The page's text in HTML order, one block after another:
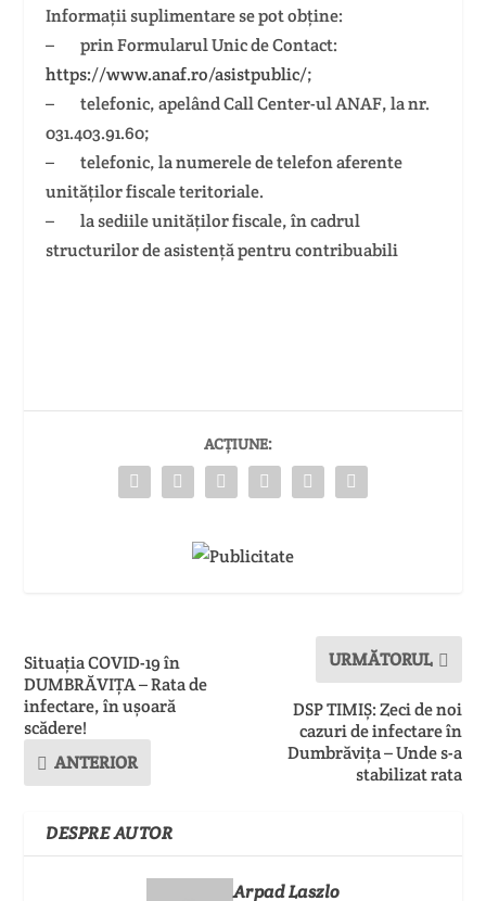
Informații suplimentare se pot obține:
– prin Formularul Unic de Contact:
https://www.anaf.ro/asistpublic/;
– telefonic, apelând Call Center-ul ANAF, la nr.
031.403.91.60;
– telefonic, la numerele de telefon aferente
unităților fiscale teritoriale.
– la sediile unităților fiscale, în cadrul
structurilor de asistență pentru contribuabili
ACȚIUNE:
Situația COVID-19 în
DUMBRĂVIȚA – Rata de
infectare, în ușoară
scădere!
ANTERIOR
URMĂTORUL
DSP TIMIȘ: Zeci de noi
cazuri de infectare în
Dumbrăvița – Unde s-a
stabilizat rata
DESPRE AUTOR
Arpad Laszlo